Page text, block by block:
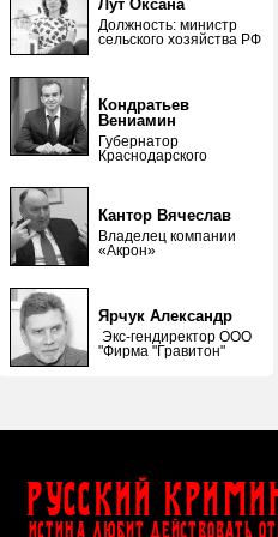
Лут Оксана
Должность: министр
сельского хозяйства РФ
Кондратьев
Вениамин
Губернатор
Краснодарского
Кантор Вячеслав
Владелец компании
«Акрон»
Ярчук Александр
Экс-гендиректор ООО
"Фирма "Гравитон"
Русский
ИСТИНА ЛЮБИТ ДЕЙСТВОВАТЬ